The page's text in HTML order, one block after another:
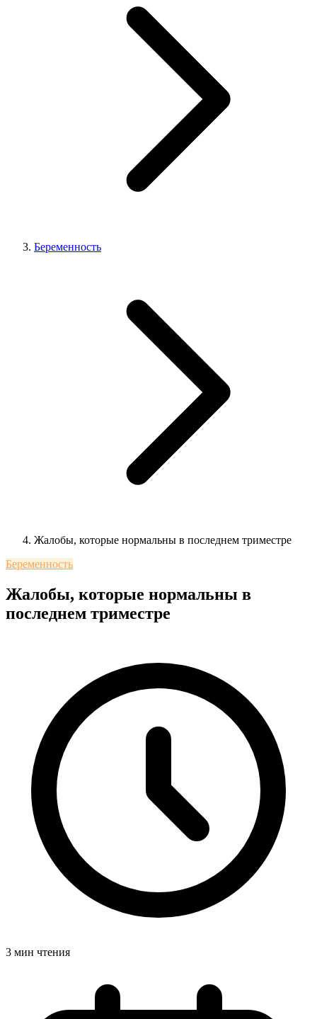
Беременность
Жалобы, которые нормальны в последнем триместре
Беременность
Жалобы, которые нормальны в
последнем триместре
3 мин чтения